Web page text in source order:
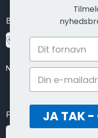
Betal sikkert med
Nem betaling med kort,
Følg os herJA TAK -